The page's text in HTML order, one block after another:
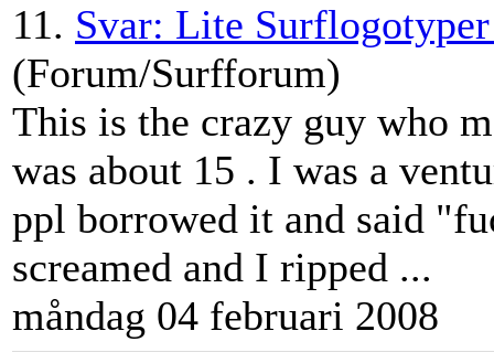
11. Svar: Lite
(Forum/Surfforum)
This is the crazy guy who
was about 15 . I was a
ppl borrowed it and said
screamed and I ripped ...
måndag 04 februari 2008